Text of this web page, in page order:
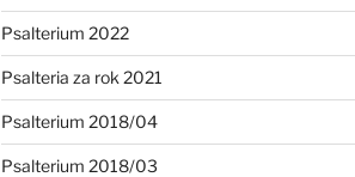
Psalterium 2022
Psalteria za rok 2021
Psalterium 2018/04
Psalterium 2018/03